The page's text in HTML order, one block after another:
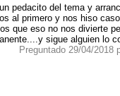
pedacito del tema y
al primero y nos hiso
que eso no nos divierte
sigue alguien lo
Preguntado 29/04/2018